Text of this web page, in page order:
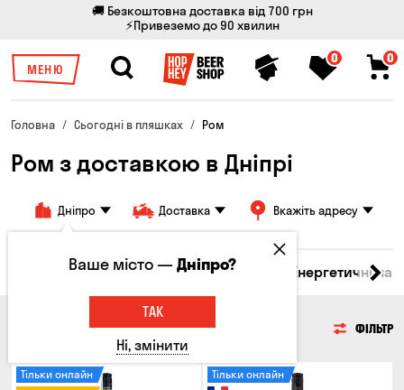
🚚 Безкоштовна доставка від 700 грн
⚡Привеземо до 90 хвилин
МЕНЮ
0 0
Головна Сьогодні в пляшках Ром
Ром з доставкою в Дніпрі
Дніпро Доставка Вкажіть адресу
Джин Текіла Ром Енергетичні
ФІЛЬТР
Тільки онлайн
Тільки онлайн
Ваше місто —Дніпро?
ТАК
Ні, змінити